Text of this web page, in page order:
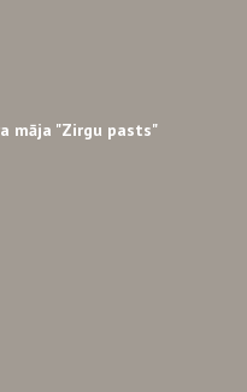
māja "Zirgu pasts"